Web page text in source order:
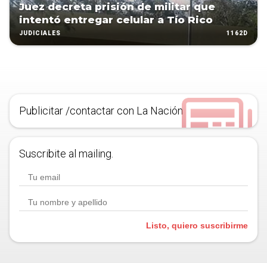
Juez decreta prisión de militar que
intentó entregar celular a Tío Rico
JUDICIALES 1162D
Publicitar /contactar con La Nación
Suscribite al mailing.
Listo, quiero suscribirme